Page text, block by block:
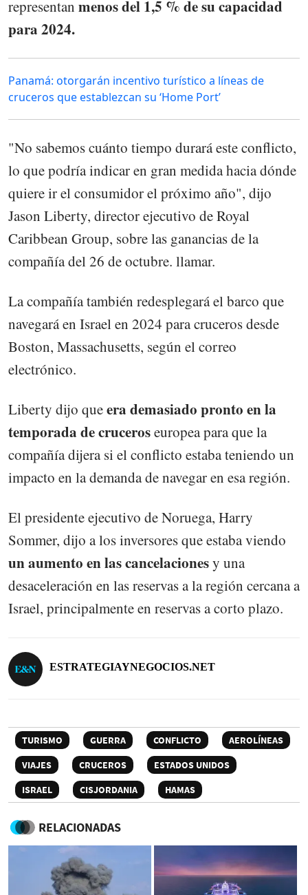
representan menos del 1,5 % de su capacidad
para 2024.
Panamá: otorgarán incentivo turístico a líneas de
cruceros que establezcan su ‘Home Port’
"No sabemos cuánto tiempo durará este conflicto,
lo que podría indicar en gran medida hacia dónde
quiere ir el consumidor el próximo año", dijo
Jason Liberty, director ejecutivo de Royal
Caribbean Group, sobre las ganancias de la
compañía del 26 de octubre. llamar.
La compañía también redesplegará el barco que
navegará en Israel en 2024 para cruceros desde
Boston, Massachusetts, según el correo
electrónico.
Liberty dijo queera demasiado pronto en la
temporada de cruceroseuropea para que la
compañía dijera si el conflicto estaba teniendo un
impacto en la demanda de navegar en esa región.
El presidente ejecutivo de Noruega, Harry
Sommer, dijo a los inversores que estaba viendo
un aumento en las cancelacionesy una
desaceleración en las reservas a la región cercana a
Israel, principalmente en reservas a corto plazo.
ESTRATEGIAYNEGOCIOS.NET
TURISMO GUERRA CONFLICTO
AEROLÍNEAS
VIAJES
CRUCEROS
ESTADOS UNIDOS
ISRAEL
CISJORDANIA HAMAS
RELACIONADAS